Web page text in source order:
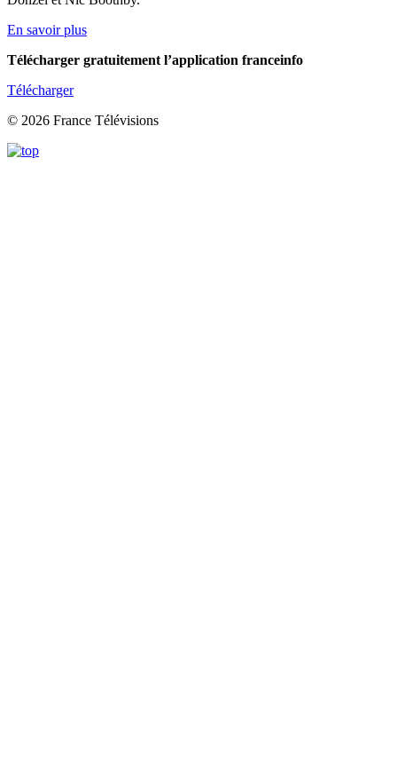
En savoir plus
Télécharger gratuitement l’application franceinfo
Télécharger
© 2026 France Télévisions